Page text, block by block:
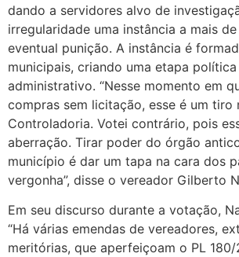
dando a servidores alvo de
irregularidade uma instância a mais
eventual punição. A instância é
municipais, criando uma etapa
administrativo. “Nesse momento em
compras sem licitação, esse é um tiro
Controladoria. Votei contrário, pois
aberração. Tirar poder do órgão
município é dar um tapa na cara dos
vergonha”, disse o vereador Gilberto
Em seu discurso durante a votação,
“Há várias emendas de vereadores,
meritórias, que aperfeiçoam o PL